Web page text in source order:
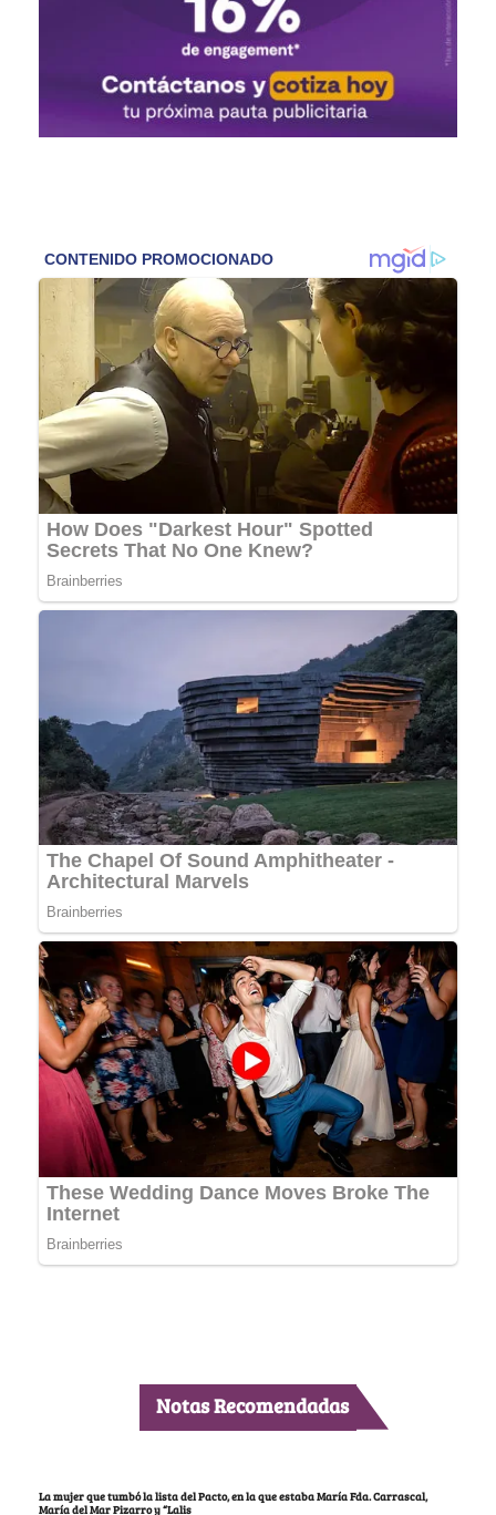
Notas Recomendadas
La mujer que tumbó la lista del Pacto, en la que estaba María Fda. Carrascal,
María del Mar Pizarro y “Lalis